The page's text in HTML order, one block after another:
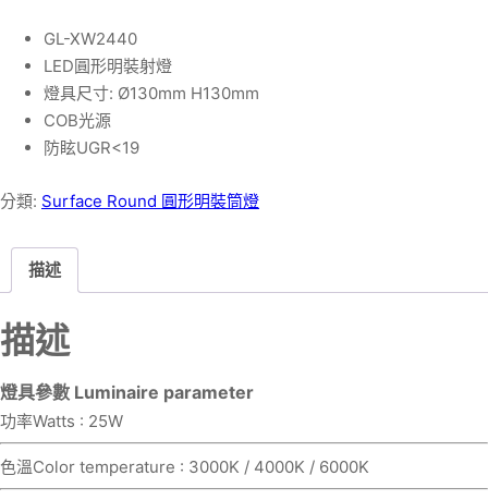
GL-XW2440
LED圓形明裝射燈
燈具尺寸: Ø130mm H130mm
COB光源
防眩UGR<19
分類: Surface Round 圓形明裝筒燈
描述
描述
燈具參數 Luminaire parameter
功率Watts : 25W
色溫Color temperature : 3000K / 4000K / 6000K